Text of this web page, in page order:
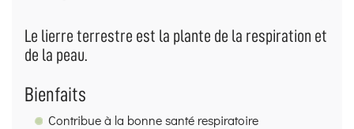
Le lierre terrestre est la plante de la respiration et
de la peau.
Bienfaits
Contribue à la bonne santé respiratoire
diplômée (IFAPME)
Les informations de cette page sont rédigées et relues
profession d’Herboriste”
Belgique – IFAPME), obtenu à
mention Distinction).